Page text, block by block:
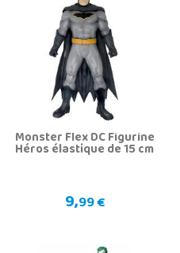
Monster Flex DC Figurine
Héros élastique de 15 cm
9,99 €